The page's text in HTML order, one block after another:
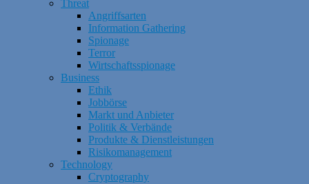
Threat
Angriffsarten
Information Gathering
Spionage
Terror
Wirtschaftsspionage
Business
Ethik
Jobbörse
Markt und Anbieter
Politik & Verbände
Produkte & Dienstleistungen
Risikomanagement
Technology
Cryptography